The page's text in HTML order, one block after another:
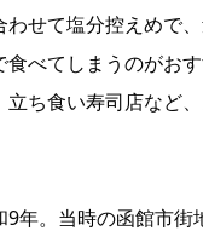
せて塩分控えめで
べてしまうのがお
ち食い寿司店など
年。当時の函館市